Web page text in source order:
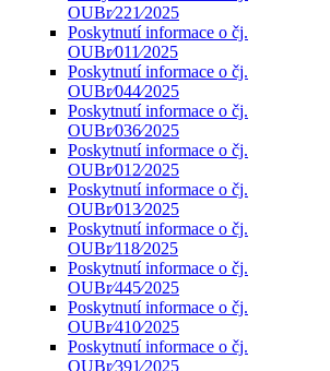
OUBr⁄221⁄2025
Poskytnutí informace o čj.
OUBr⁄011⁄2025
Poskytnutí informace o čj.
OUBr⁄044⁄2025
Poskytnutí informace o čj.
OUBr⁄036⁄2025
Poskytnutí informace o čj.
OUBr⁄012⁄2025
Poskytnutí informace o čj.
OUBr⁄013⁄2025
Poskytnutí informace o čj.
OUBr⁄118⁄2025
Poskytnutí informace o čj.
OUBr⁄445⁄2025
Poskytnutí informace o čj.
OUBr⁄410⁄2025
Poskytnutí informace o čj.
OUBr⁄391⁄2025